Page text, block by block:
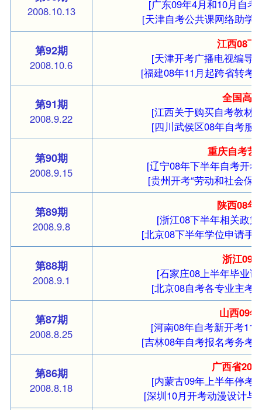
2008.10.13
[广东09年4月和10月自考
[天津自考公共课网络助学
第92期
2008.10.6
江西08下
[天津开考广播电视编导
[福建08年11月起跨省转考
第91期
2008.9.22
全国高
[江西关于购买自考教材
[四川武侯区08年自考服
第90期
2008.9.15
重庆自考艺
[辽宁08年下半年自考开
[贵州开考“劳动和社会保
第89期
2008.9.8
陕西08年
[浙江08下半年相关政
[北京08下半年学位申请手
第88期
2008.9.1
浙江09
[石家庄08上半年毕业
[北京08自考各专业主考
第87期
2008.8.25
山西09
[河南08年自考新开考11
[吉林08年自考报名考务考
第86期
2008.8.18
广西省
[内蒙古09年上半年停考
[深圳10月开考动漫设计与